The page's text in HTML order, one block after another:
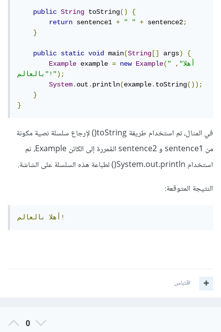
public String toString()
{
return sentence1 + " " + sentence2;
}
public static void main(String [] args)
{
Example example = new Example( "أهلا",
"بالعالم!");
System.out.println(example.toString());
}
}
في المثال، تم استخدام طريقة toString() لإرجاع سلسلة نصية مكونة
من sentence1 و sentence2 المُمررة إلى الكائن Example، ثم
استخدام System.out.println() لطباعة هذه السلسلة على الشاشة.
النتيجة المتوقعة:
أهلابالعالم!
اقتباس
0